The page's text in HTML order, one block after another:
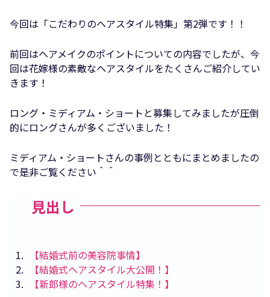
今回は「こだわりのヘアスタイル特集」第2弾です！！
前回はヘアメイクのポイントについての内容でしたが、今
回は花嫁様の素敵なヘアスタイルをたくさんご紹介してい
きます！
ロング・ミディアム・ショートと募集してみましたが圧倒
的にロングさんが多くございました！
ミディアム・ショートさんの事例とともにまとめましたの
で是非ご覧ください＾＾
見出し
1
【結婚式前の美容院事情】
2
【結婚式ヘアスタイル大公開！】
3
【新郎様のヘアスタイル特集！】